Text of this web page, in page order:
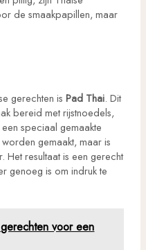
de smaakpapillen, maar
gerechten is Pad Thai. Dit
bereid met rijstnoedels,
speciaal gemaakte
gemaakt, maar is
Het resultaat is een gerecht
genoeg is om indruk te
voor een